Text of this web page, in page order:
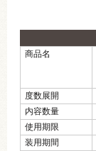
商品名
度数展開
内容数量
使用期限
装用期間